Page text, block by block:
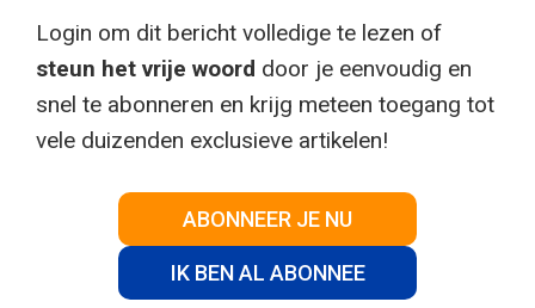
Login om dit bericht volledige te lezen of
steun het vrije woord door je eenvoudig en
snel te abonneren en krijg meteen toegang tot
vele duizenden exclusieve artikelen!
ABONNEER JE NU
IK BEN AL ABONNEE